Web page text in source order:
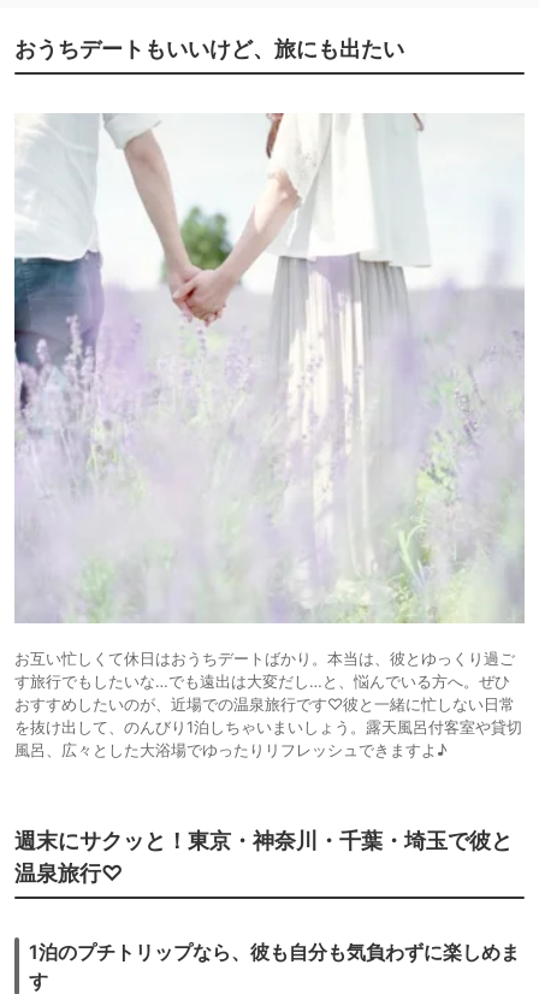
おうちデートもいいけど、旅にも出たい
お互い忙しくて休日はおうちデートばかり。本当は、彼とゆっくり過ご
す旅行でもしたいな…でも遠出は大変だし…と、悩んでいる方へ。ぜひ
おすすめしたいのが、近場での温泉旅行です♡彼と一緒に忙しない日常
を抜け出して、のんびり1泊しちゃいまいしょう。露天風呂付客室や貸切
風呂、広々とした大浴場でゆったりリフレッシュできますよ♪
週末にサクッと！東京・神奈川・千葉・埼玉で彼と
温泉旅行♡
1泊のプチトリップなら、彼も自分も気負わずに楽しめま
す